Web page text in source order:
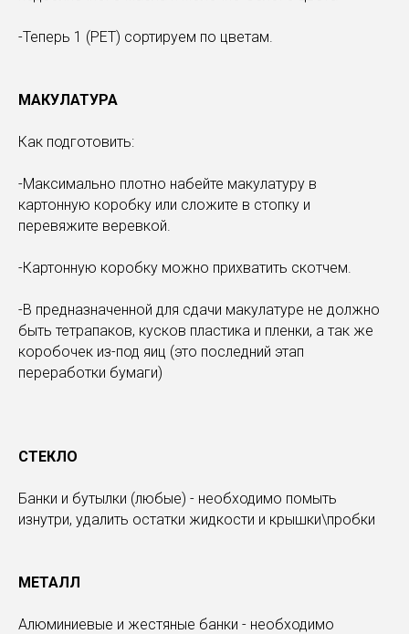
-Теперь 1 (PET) сортируем по цветам.
МАКУЛАТУРА
Как подготовить:
-Максимально плотно набейте макулатуру в
картонную коробку или сложите в стопку и
перевяжите веревкой.
-Картонную коробку можно прихватить скотчем.
-В предназначенной для сдачи макулатуре не должно
быть тетрапаков, кусков пластика и пленки, а так же
коробочек из-под яиц (это последний этап
переработки бумаги)
СТЕКЛО
Банки и бутылки (любые) - необходимо помыть
изнутри, удалить остатки жидкости и крышки\пробки
МЕТАЛЛ
Алюминиевые и жестяные банки - необходимо